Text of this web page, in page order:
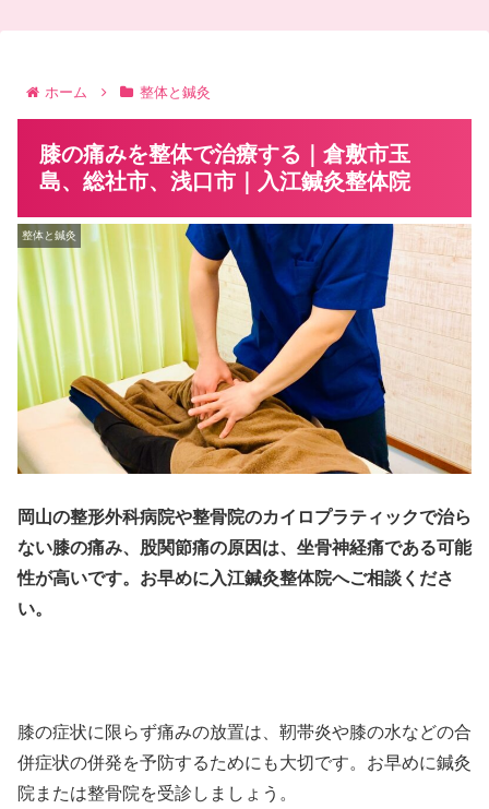
ホーム 整体と鍼灸
膝の痛みを整体で治療する｜倉敷市玉
島、総社市、浅口市｜入江鍼灸整体院
整体と鍼灸
岡山の整形外科病院や整骨院のカイロプラティックで治ら
ない膝の痛み、股関節痛の原因は、坐骨神経痛である可能
性が高いです。お早めに入江鍼灸整体院へご相談くださ
い。
膝の症状に限らず痛みの放置は、靭帯炎や膝の水などの合
併症状の併発を予防するためにも大切です。お早めに鍼灸
院または整骨院を受診しましょう。